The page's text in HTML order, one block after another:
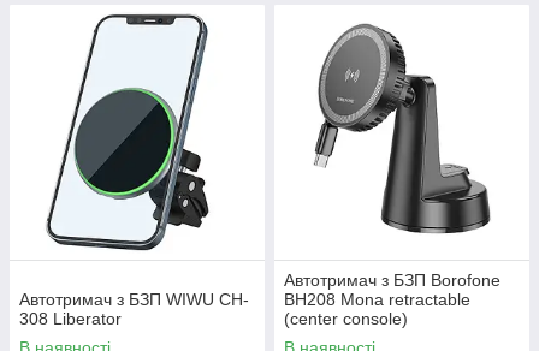
Автотримач з БЗП WIWU CH-
308 Liberator
Автотримач з БЗП Borofone
BH208 Mona retractable
(center console)